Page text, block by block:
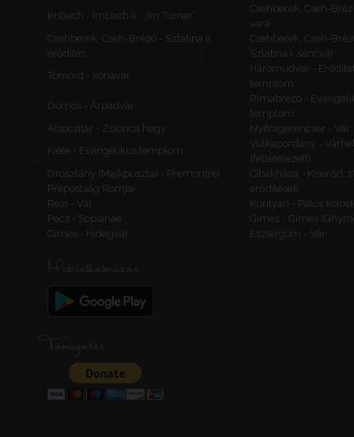
Imbach - Imbach II., „Im Turner”
Csehberek, Cseh-
vára
Csehberek, Cseh-Brézó - Szlatina II.
erődítés
Csehberek, Cseh-
Szlatina I. sáncvár
Tömörd - Ilonavár
Háromudvar -
templom
Dömös - Árpádvár
Rimabrézó -
templom
Alsócsitár - Zsibrica hegy
Nyitragerencsér - Vár
Kiéte - Evangélikus templom
Vulkapordány -
(feltételezett)
Oroszlány (Majkpuszta) - Premontrei
Prépostság Romjai
Cibakháza - Kiserőd,
erődítések
Rezi - Vár
Kurityán - Pálos
Pécs - Sopianae
Gímes - Gímes
Gímes - Hidegvár
Esztergom - Vár
Mobilalkalmazás
Támogatás